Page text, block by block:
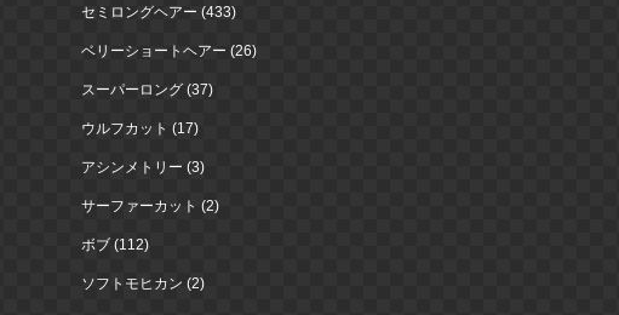
セミロングヘアー (433)
ベリーショートヘアー (26)
スーパーロング (37)
ウルフカット (17)
アシンメトリー (3)
サーファーカット (2)
ボブ (112)
ソフトモヒカン (2)